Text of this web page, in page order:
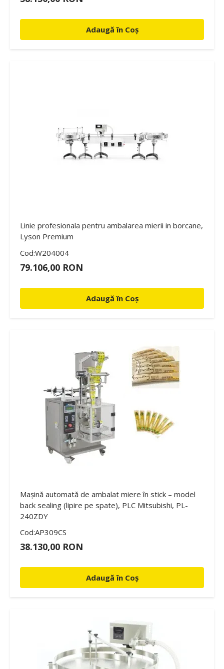
Adaugă în Coș
Linie profesionala pentru ambalarea mierii in borcane,
Lyson Premium
Cod:W204004
79.106,00 RON
Adaugă în Coș
Mașină automată de ambalat miere în stick – model
back sealing (lipire pe spate), PLC Mitsubishi, PL-
240ZDY
Cod:AP309CS
38.130,00 RON
Adaugă în Coș